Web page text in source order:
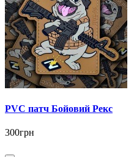
PVC патч Бойовий Рекс
300грн